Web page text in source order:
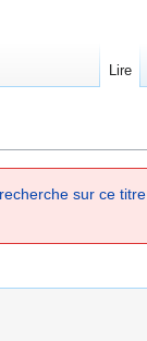
sur ce titre
Lire